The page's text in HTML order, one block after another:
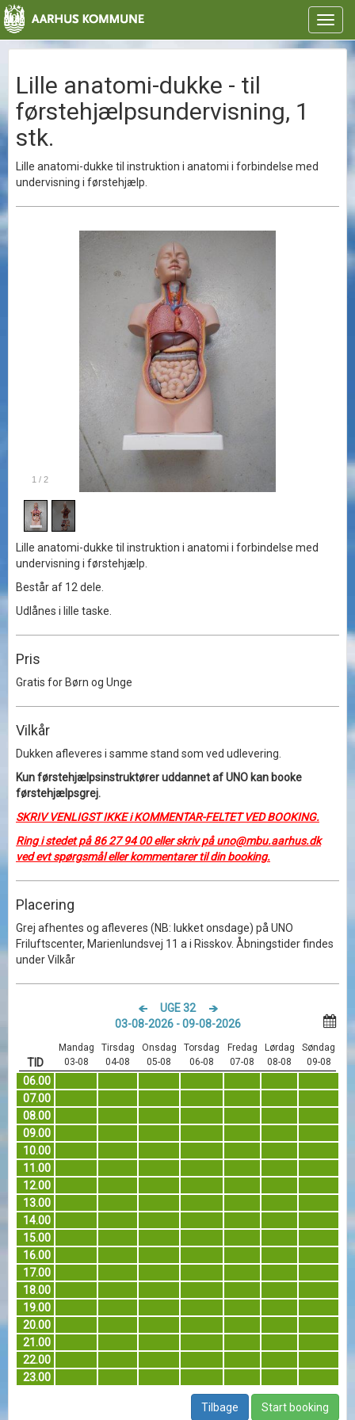
Lille anatomi-dukke - til
førstehjælpsundervisning, 1
stk.
Lille anatomi-dukke til instruktion i anatomi i forbindelse med
undervisning i førstehjælp.
1 / 2
Lille anatomi-dukke til instruktion i anatomi i forbindelse med
undervisning i førstehjælp.
Består af 12 dele.
Udlånes i lille taske.
Pris
Gratis for Børn og Unge
Vilkår
Dukken afleveres i samme stand som ved udlevering.
Kun førstehjælpsinstruktører uddannet af UNO kan booke
førstehjælpsgrej.
SKRIV VENLIGST IKKE i KOMMENTAR-FELTET VED BOOKING.
Ring i stedet på 86 27 94 00 eller skriv på uno@mbu.aarhus.dk
ved evt spørgsmål eller kommentarer til din booking.
Placering
Grej afhentes og afleveres (NB: lukket onsdage) på UNO
Friluftscenter, Marienlundsvej 11 a i Risskov. Åbningstider findes
under Vilkår
UGE 32
03-08-2026 - 09-08-2026
Mandag Tirsdag Onsdag Torsdag Fredag Lørdag Søndag
TID 03-08 04-08 05-08 06-08 07-08 08-08 09-08
06.00
07.00
08.00
09.00
10.00
11.00
12.00
13.00
14.00
15.00
16.00
17.00
18.00
19.00
20.00
21.00
22.00
23.00
Tilbage Start booking